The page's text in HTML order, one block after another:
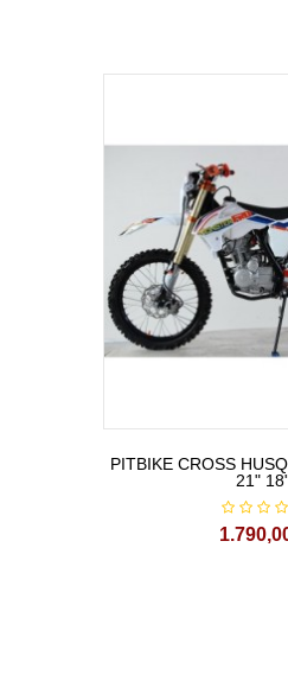
Brazo basculante
Suspensión: frontal
Amortiguador
Sistema de frenos:
Capacidad del tanque:
Altura del asiento:
Base de la rueda:
PITBIKE CROSS
21"